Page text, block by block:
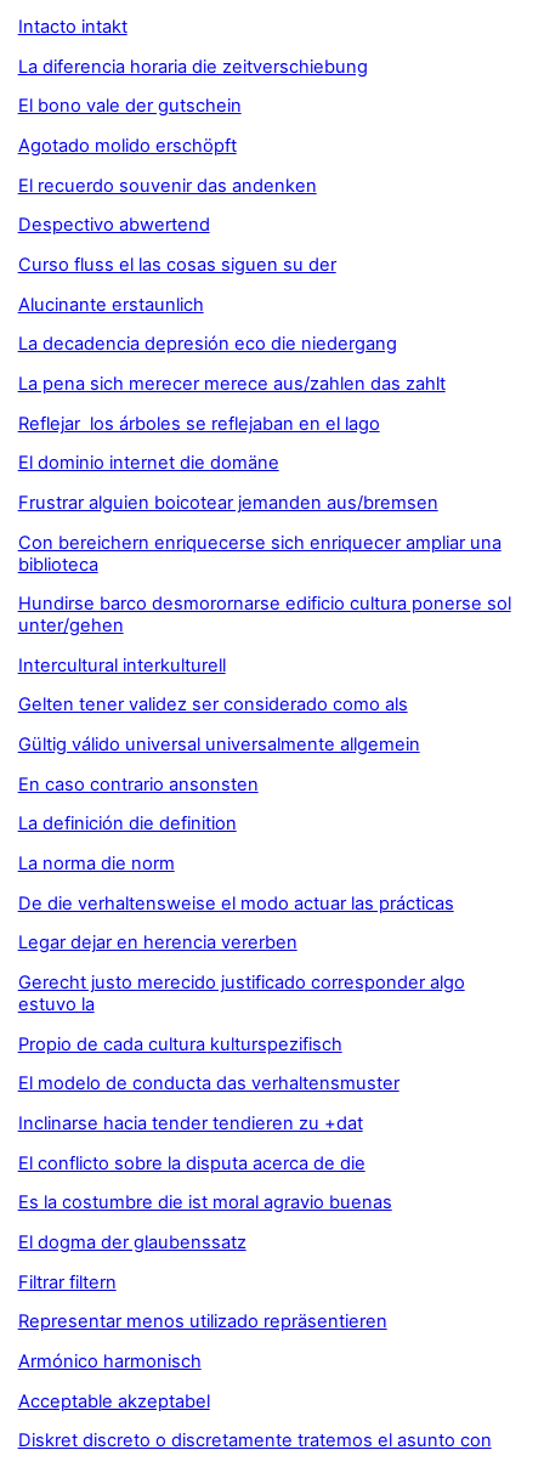
Intacto intakt
La diferencia horaria die zeitverschiebung
El bono vale der gutschein
Agotado molido erschöpft
El recuerdo souvenir das andenken
Despectivo abwertend
Curso fluss el las cosas siguen su der
Alucinante erstaunlich
La decadencia depresión eco die niedergang
La pena sich merecer merece aus/zahlen das zahlt
Reflejar los árboles se reflejaban en el lago
El dominio internet die domäne
Frustrar alguien boicotear jemanden aus/bremsen
Con bereichern enriquecerse sich enriquecer ampliar una
biblioteca
Hundirse barco desmorornarse edificio cultura ponerse sol
unter/gehen
Intercultural interkulturell
Gelten tener validez ser considerado como als
Gültig válido universal universalmente allgemein
En caso contrario ansonsten
La definición die definition
La norma die norm
De die verhaltensweise el modo actuar las prácticas
Legar dejar en herencia vererben
Gerecht justo merecido justificado corresponder algo
estuvo la
Propio de cada cultura kulturspezifisch
El modelo de conducta das verhaltensmuster
Inclinarse hacia tender tendieren zu +dat
El conflicto sobre la disputa acerca de die
Es la costumbre die ist moral agravio buenas
El dogma der glaubenssatz
Filtrar filtern
Representar menos utilizado repräsentieren
Armónico harmonisch
Acceptable akzeptabel
Diskret discreto o discretamente tratemos el asunto con